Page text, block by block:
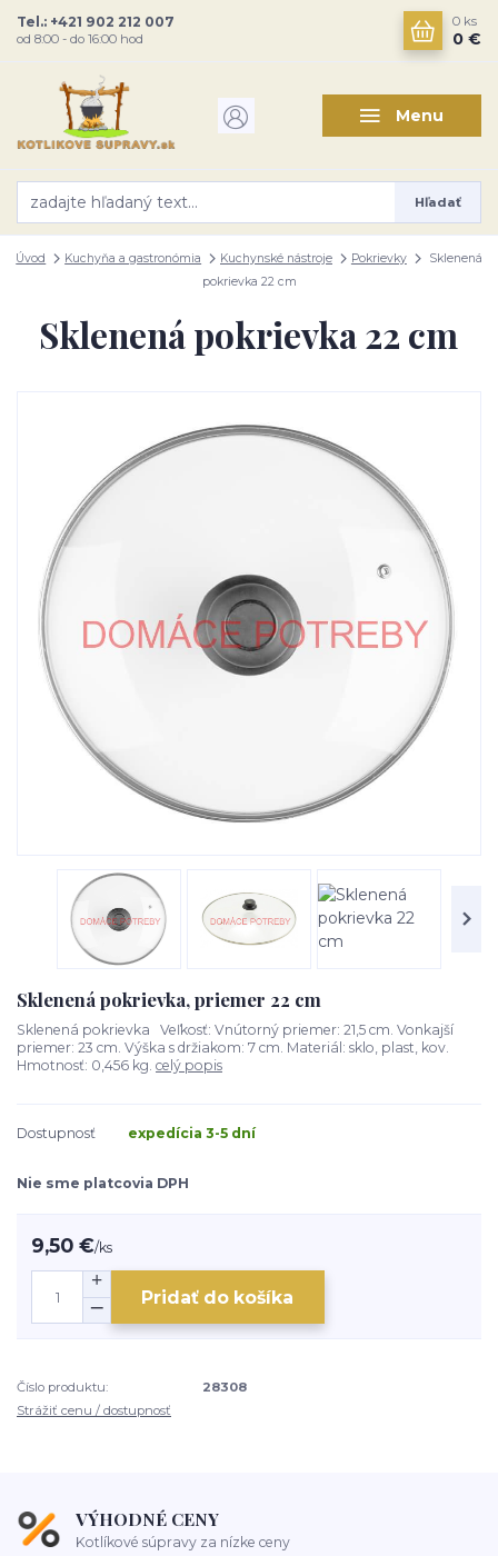
Menu
Hľadať
Tel.: +421 902 212 007
od 8:00 - do 16:00 hod
0 ks
0 €
Úvod Kuchyňa a gastronómia Kuchynské nástroje Pokrievky
Sklenená
pokrievka 22 cm
Sklenená pokrievka 22 cm
Sklenená pokrievka, priemer 22 cm
Sklenená pokrievka Veľkosť: Vnútorný priemer: 21,5 cm. Vonkajší
priemer: 23 cm. Výška s držiakom: 7 cm. Materiál: sklo, plast, kov.
Hmotnosť: 0,456 kg. celý popis
Dostupnosť expedícia 3-5 dní
Nie sme platcovia DPH
9,50 €/ks
Pridať do košíka
Číslo produktu:
28308
Strážiť cenu / dostupnosť
VÝHODNÉ CENY
Kotlíkové súpravy za nízke ceny